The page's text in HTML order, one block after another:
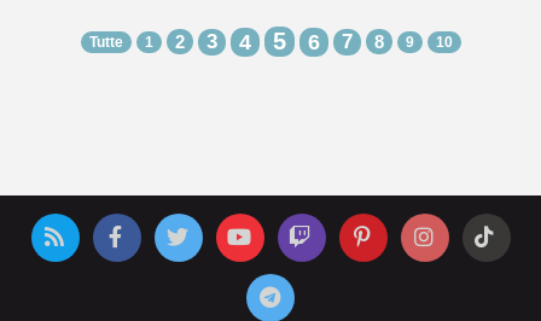
Tutte 1 2 3 4 5 6 7 8 9 10